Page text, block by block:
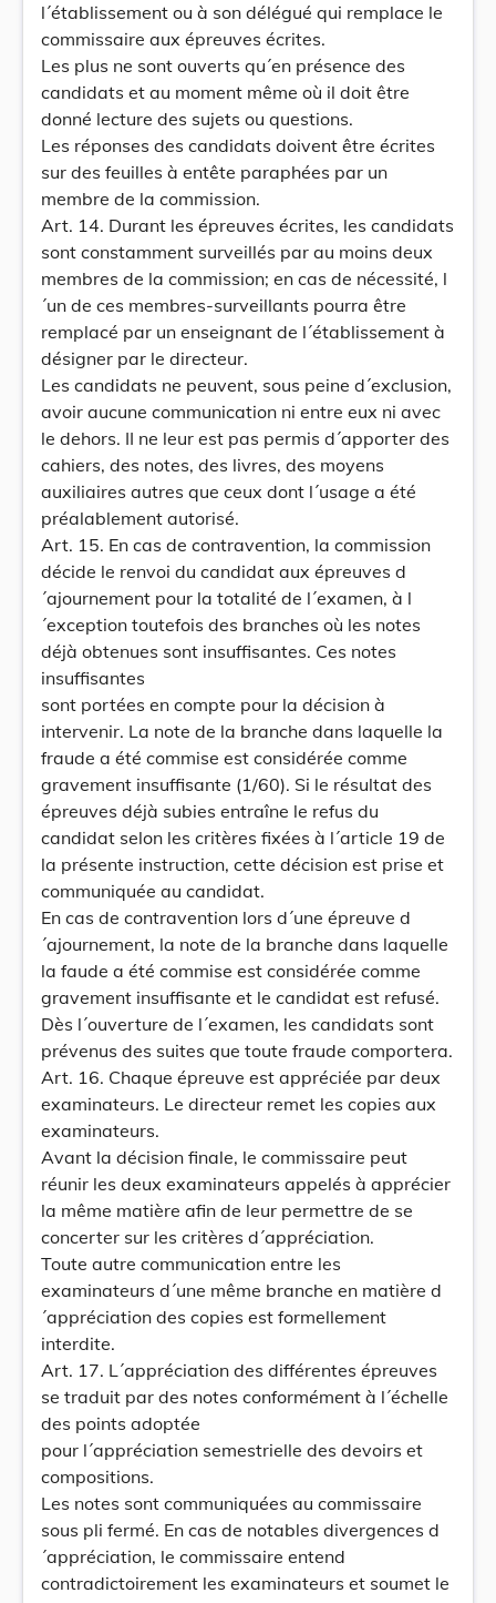
l´établissement ou à son délégué qui remplace le
commissaire aux épreuves écrites.
Les plus ne sont ouverts qu´en présence des
candidats et au moment même où il doit être
donné lecture des sujets ou questions.
Les réponses des candidats doivent être écrites
sur des feuilles à entête paraphées par un
membre de la commission.
Art. 14. Durant les épreuves écrites, les candidats
sont constamment surveillés par au moins deux
membres de la commission; en cas de nécessité, l
´un de ces membres-surveillants pourra être
remplacé par un enseignant de l´établissement à
désigner par le directeur.
Les candidats ne peuvent, sous peine d´exclusion,
avoir aucune communication ni entre eux ni avec
le dehors. II ne leur est pas permis d´apporter des
cahiers, des notes, des livres, des moyens
auxiliaires autres que ceux dont l´usage a été
préalablement autorisé.
Art. 15. En cas de contravention, la commission
décide le renvoi du candidat aux épreuves d
´ajournement pour la totalité de l´examen, à l
´exception toutefois des branches où les notes
déjà obtenues sont insuffisantes. Ces notes
insuffisantes
sont portées en compte pour la décision à
intervenir. La note de la branche dans laquelle la
fraude a été commise est considérée comme
gravement insuffisante (1/60). Si le résultat des
épreuves déjà subies entraîne le refus du
candidat selon les critères fixées à l´article 19 de
la présente instruction, cette décision est prise et
communiquée au candidat.
En cas de contravention lors d´une épreuve d
´ajournement, la note de la branche dans laquelle
la faude a été commise est considérée comme
gravement insuffisante et le candidat est refusé.
Dès l´ouverture de l´examen, les candidats sont
prévenus des suites que toute fraude comportera.
Art. 16. Chaque épreuve est appréciée par deux
examinateurs. Le directeur remet les copies aux
examinateurs.
Avant la décision finale, le commissaire peut
réunir les deux examinateurs appelés à apprécier
la même matière afin de leur permettre de se
concerter sur les critères d´appréciation.
Toute autre communication entre les
examinateurs d´une même branche en matière d
´appréciation des copies est formellement
interdite.
Art. 17. L´appréciation des différentes épreuves
se traduit par des notes conformément à l´échelle
des points adoptée
pour l´appréciation semestrielle des devoirs et
compositions.
Les notes sont communiquées au commissaire
sous pli fermé. En cas de notables divergences d
´appréciation, le commissaire entend
contradictoirement les examinateurs et soumet le